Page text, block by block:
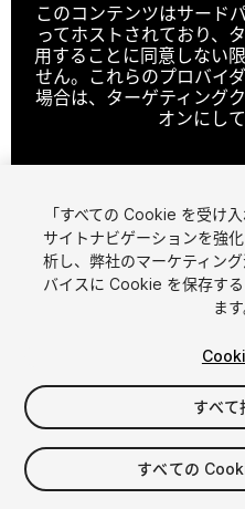
このコンテンツはサード
ってホストされており、
用することに同意しない
せん。これらのプロバイ
場合は、ターゲティング
オンにし
クッキ
1/
$129.99
消費税は決済時に計算されます
「すべての Cookie を受け
サイトナビゲーションを強
析し、弊社のマーケティン
バイスに Cookie を保存す
ます
すべて
すべての